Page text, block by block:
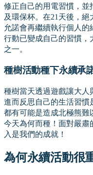
修正自己的用電習慣，並
及環保杯。在21天後，
允諾會再繼續執行個人
行動已變成自己的習慣，
之一。
種樹活動種下永續承
種樹當天透過遊戲讓大人
進而反思自己的生活習慣
都有可能是造成北極熊難
今天為何而種！面對嚴肅
入是我們的成就！
為何永續活動很